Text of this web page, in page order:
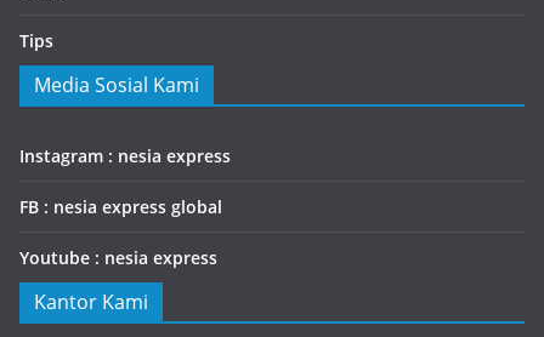
Tips
Media Sosial Kami
Instagram : nesia express
FB : nesia express global
Youtube : nesia express
Kantor Kami